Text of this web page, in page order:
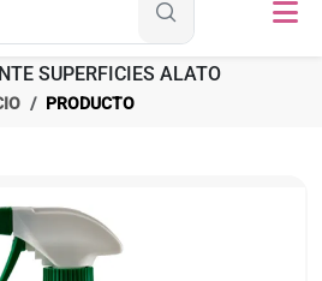
SUPERFICIES ALATO
PRODUCTO